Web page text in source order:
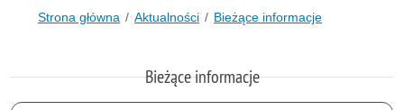
Strona główna Aktualności Bieżące informacje
Bieżące informacje